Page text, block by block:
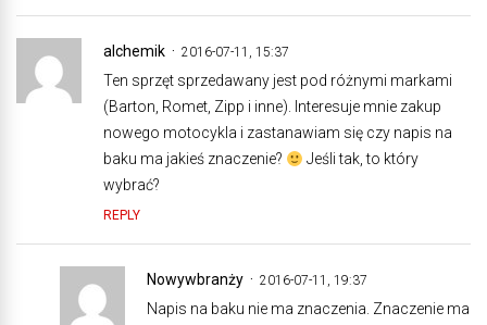
alchemik 2016-07-11, 15:37
Ten sprzęt sprzedawany jest pod różnymi markami
(Barton, Romet, Zipp i inne). Interesuje mnie zakup
nowego motocykla i zastanawiam się czy napis na
baku ma jakieś znaczenie?
Jeśli tak, to który
wybrać?
REPLY
Nowywbranży 2016-07-11, 19:37
Napis na baku nie ma znaczenia. Znaczenie ma